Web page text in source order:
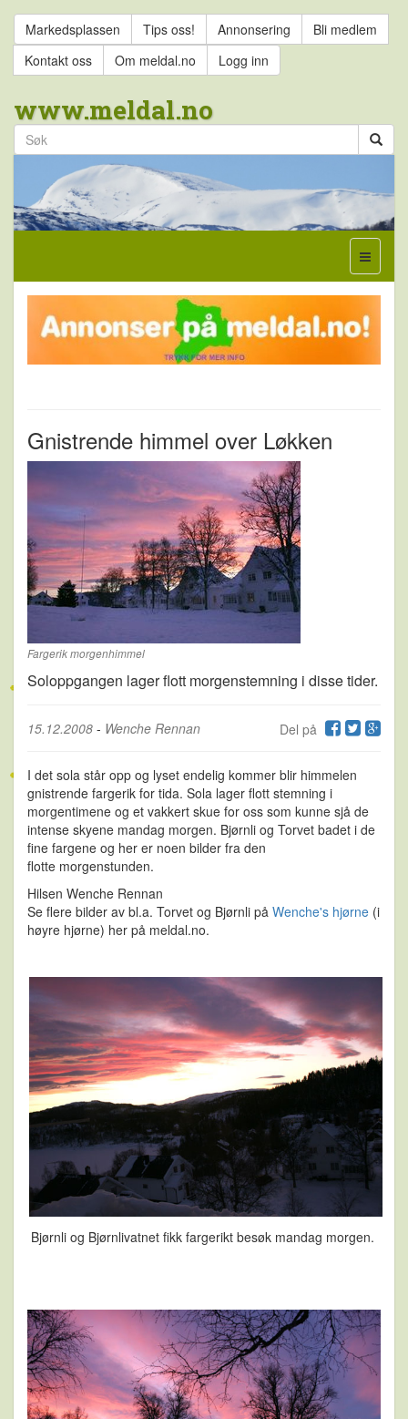
Markedsplassen Tips oss! Annonsering
Bli medlem
Kontakt oss
Om meldal.no Logg inn
www.meldal.no
Gnistrende himmel over Løkken
Fargerik morgenhimmel
Soloppgangen lager flott morgenstemning i disse tider.
Del på
15.12.2008 - Wenche Rennan
I det sola står opp og lyset endelig kommer blir himmelen
gnistrende fargerik for tida. Sola lager flott stemning i
morgentimene og et vakkert skue for oss som kunne sjå de
intense skyene mandag morgen. Bjørnli og Torvet badet i de
fine fargene og her er noen bilder fra den
flotte morgenstunden.
Hilsen Wenche Rennan
Se flere bilder av bl.a. Torvet og Bjørnli på Wenche's hjørne (i
høyre hjørne) her på meldal.no.
Bjørnli og Bjørnlivatnet fikk fargerikt besøk mandag morgen.